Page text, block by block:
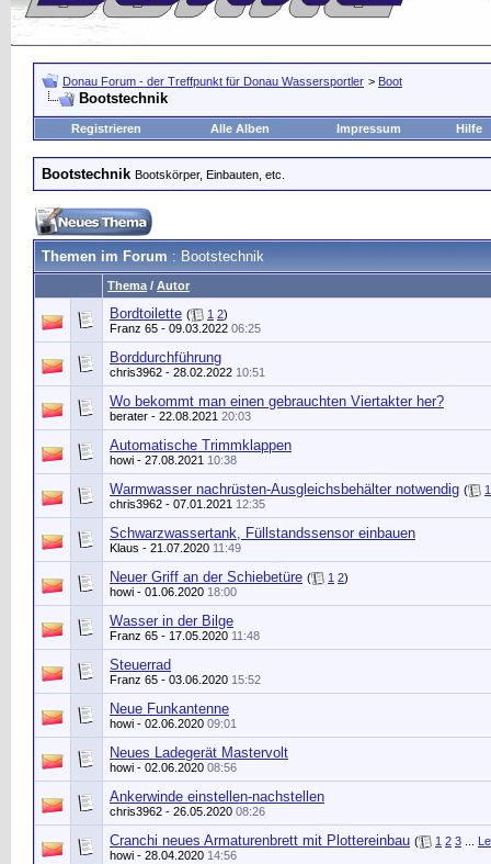
Donau Forum - der Treffpunkt für Donau Wassersportler > Boot
Bootstechnik
Registrieren Alle Alben Impressum Hilfe
Bootstechnik Bootskörper, Einbauten, etc.
Themen im Forum : Bootstechnik
Thema / Autor
Bordtoilette ( 1 2)
Franz 65 - 09.03.2022 06:25
Borddurchführung
chris3962 - 28.02.2022 10:51
Wo bekommt man einen gebrauchten Viertakter her?
berater - 22.08.2021 20:03
Automatische Trimmklappen
howi - 27.08.2021 10:38
Warmwasser nachrüsten-Ausgleichsbehälter notwendig (
1
chris3962 - 07.01.2021 12:35
Schwarzwassertank, Füllstandssensor einbauen
Klaus - 21.07.2020 11:49
Neuer Griff an der Schiebetüre ( 1 2)
howi - 01.06.2020 18:00
Wasser in der Bilge
Franz 65 - 17.05.2020 11:48
Steuerrad
Franz 65 - 03.06.2020 15:52
Neue Funkantenne
howi - 02.06.2020 09:01
Neues Ladegerät Mastervolt
howi - 02.06.2020 08:56
Ankerwinde einstellen-nachstellen
chris3962 - 26.05.2020 08:26
Cranchi neues Armaturenbrett mit Plottereinbau ( 1 2 3
howi - 28.04.2020 14:56